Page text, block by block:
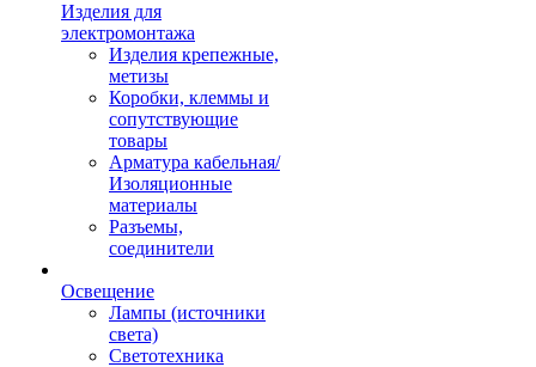
Изделия для
электромонтажа
Изделия крепежные,
метизы
Коробки, клеммы и
сопутствующие
товары
Арматура кабельная/
Изоляционные
материалы
Разъемы,
соединители
Освещение
Лампы (источники
света)
Светотехника